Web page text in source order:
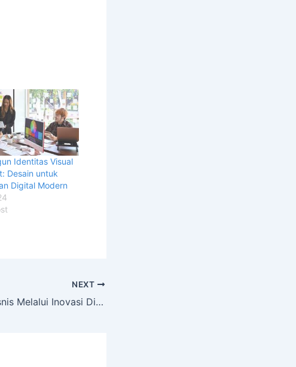
Identitas Visual
Desain untuk
Digital Modern
NEXT
Revolusi Bisnis Melalui Inovasi Digital: Strategi Perusahaan untuk Bertahan